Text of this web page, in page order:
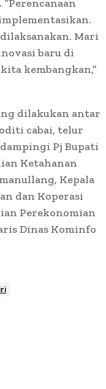
Mari
baru di
kembangkan,”
dilakukan antar
cabai, telur
Pj Bupati
Ketahanan
Kepala
dan Koperasi
Perekonomian
Dinas Kominfo